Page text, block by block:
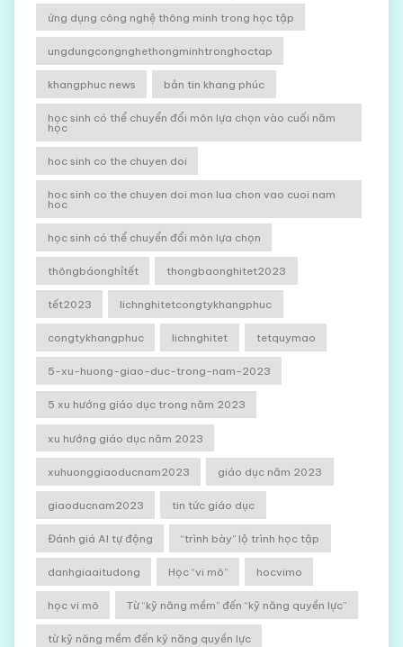
ứng dụng công nghệ thông minh trong học tập
ungdungcongnghethongminhtronghoctap
khangphuc news bản tin khang phúc
học sinh có thể chuyển đổi môn lựa chọn vào cuối năm
học
hoc sinh co the chuyen doi
hoc sinh co the chuyen doi mon lua chon vao cuoi nam
hoc
học sinh có thể chuyển đổi môn lựa chọn
thôngbáonghỉtết thongbaonghitet2023
tết2023 lichnghitetcongtykhangphuc
congtykhangphuc lichnghitet tetquymao
5-xu-huong-giao-duc-trong-nam-2023
5 xu hướng giáo dục trong năm 2023
xu hướng giáo dục năm 2023
xuhuonggiaoducnam2023 giáo dục năm 2023
giaoducnam2023 tin tức giáo dục
Đánh giá AI tự động “trình bày” lộ trình học tập
danhgiaaitudong Học “vi mô” hocvimo
học vi mô Từ “kỹ năng mềm” đến “kỹ năng quyền lực”
từ kỹ năng mềm đến kỹ năng quyền lực